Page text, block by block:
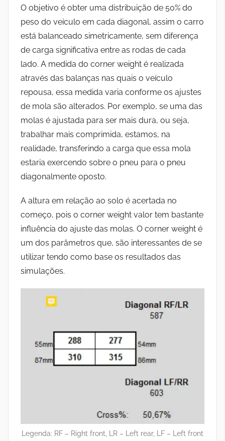
O objetivo é obter uma distribuição de 50% do
peso do veículo em cada diagonal, assim o carro
está balanceado simetricamente, sem diferença
de carga significativa entre as rodas de cada
lado. A medida do corner weight é realizada
através das balanças nas quais o veículo
repousa, essa medida varia conforme os ajustes
de mola são alterados. Por exemplo, se uma das
molas é ajustada para ser mais dura, ou seja,
trabalhar mais comprimida, estamos, na
realidade, transferindo a carga que essa mola
estaria exercendo sobre o pneu para o pneu
diagonalmente oposto.
A altura em relação ao solo é acertada no
começo, pois o corner weight valor tem bastante
influência do ajuste das molas. O corner weight é
um dos parâmetros que, são interessantes de se
utilizar tendo como base os resultados das
simulações.
Legenda: RF – Right front, LR – Left rear, LF – Left front